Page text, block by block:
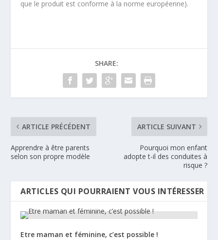
que le produit est conforme à la norme européenne).
SHARE:
ARTICLE PRÉCÉDENT
Apprendre à être parents
selon son propre modèle
ARTICLE SUIVANT
Pourquoi mon enfant
adopte t-il des conduites à
risque ?
ARTICLES QUI POURRAIENT VOUS INTÉRESSER
Etre maman et féminine, c’est possible !